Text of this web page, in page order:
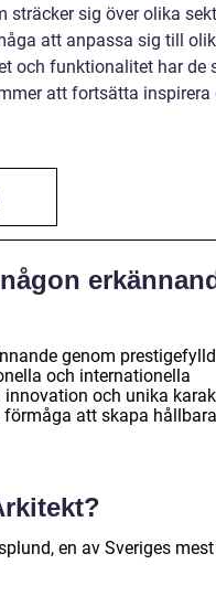
sträcker sig över olika
att anpassa sig till
och funktionalitet har de
att fortsätta inspirera
genom
och internationella
och unika
att skapa
en av Sveriges mest